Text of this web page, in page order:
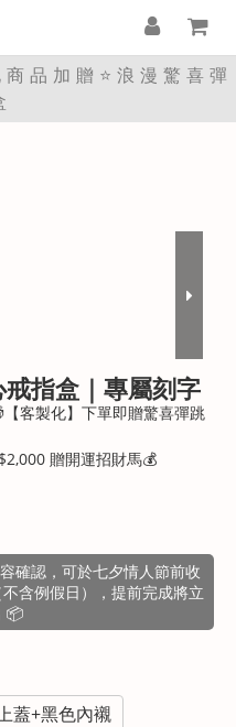
品加贈⭐浪漫驚喜彈
戒指盒｜專屬刻字
客製化】下單即贈驚喜彈跳
贈開運招財馬💰
確認，可於七夕情人節前收
含例假日），提前完成將立
📦
蓋+黑色內襯